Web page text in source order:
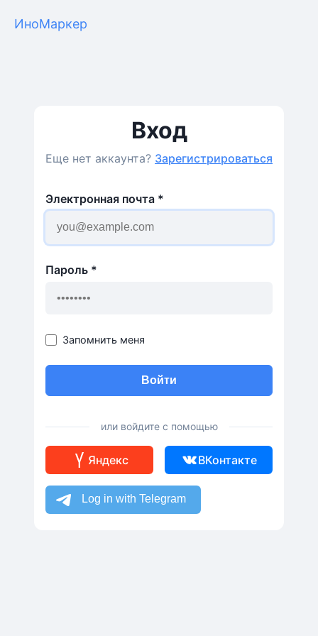
ИноМаркер
Вход
Еще нет аккаунта? Зарегистрироваться
Электронная почта *
Пароль *
Запомнить меня
Войти
или войдите с помощью
Яндекс ВКонтакте